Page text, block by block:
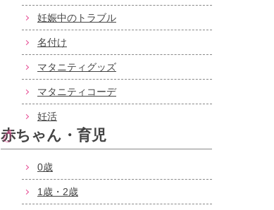
妊娠中のトラブル
名付け
マタニティグッズ
マタニティコーデ
妊活
赤ちゃん・育児
0歳
1歳・2歳